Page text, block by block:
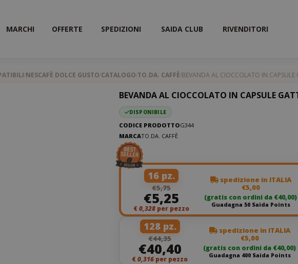
MARCHI OFFERTE SPEDIZIONI SAIDA CLUB RIVENDITORI
NESCAFÈ DOLCE GUSTO CATALOGO TO.DA. CAFFÈ BEVANDA AL CIOCCOLATO IN
BEVANDA AL CIOCCOLATO IN CAPSULE
DISPONIBILE
CODICE PRODOTTOG344
MARCATO.DA. CAFFÈ
16 pz.
€5,75
€5,25
€0,328 per pezzo
spedizione in ITALIA
€5,00
(gratis con ordini da €40,00)
Guadagna 50 Saida Points
128 pz.
€44,35
€40,40
€0,316 per pezzo
spedizione in ITALIA
€5,00
(gratis con ordini da €40,00)
Guadagna 400 Saida Points